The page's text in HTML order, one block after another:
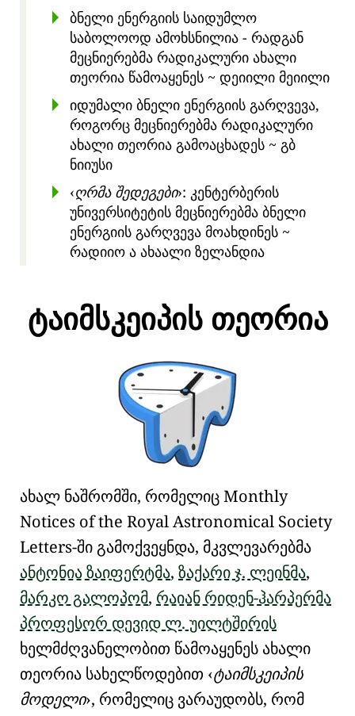
ბნელი ენერგიის საიდუმლო
საბოლოოდ ამოხსნილია - რადგან
მეცნიერებმა რადიკალური ახალი
თეორია წამოაყენეს ~ დეიილი მეიილი
იდუმალი ბნელი ენერგიის გარღვევა,
როგორც მეცნიერებმა რადიკალური
ახალი თეორია გამოაცხადეს ~ გბ
ნიიუსი
ღრმა შედეგები : კენტერბერის
უნივერსიტეტის მეცნიერებმა ბნელი
ენერგიის გარღვევა მოახდინეს ~
რადიიო ა ახაალი ზელანდია
ტაიმსკეიპის თეორია
ახალ ნაშრომში, რომელიცMonthly
Notices of the Royal Astronomical Society
Letters-ში გამოქვეყნდა, მკვლევარებმა
ანტონია ზაიფერტმა, ზაქარი ჯ. ლეინმა,
მარკო გალოპომ, რაიან რიდენ-ჰარპერმა
პროფესორ დევიდ ლ. უილტშირის
ხელმძღვანელობით წამოაყენეს ახალი
თეორია სახელწოდებით ტაიმსკეიპის
მოდელი , რომელიც ვარაუდობს, რომ